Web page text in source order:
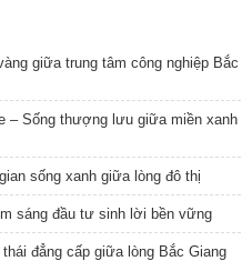
giữa trung tâm công nghiệp Bắc
– Sống thượng lưu giữa miền xanh
sống xanh giữa lòng đô thị
sáng đầu tư sinh lời bền vững
đẳng cấp giữa lòng Bắc Giang